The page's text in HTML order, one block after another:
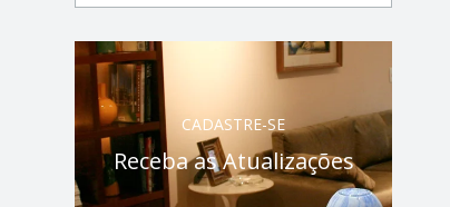
CADASTRE-SE
Receba as Atualizações